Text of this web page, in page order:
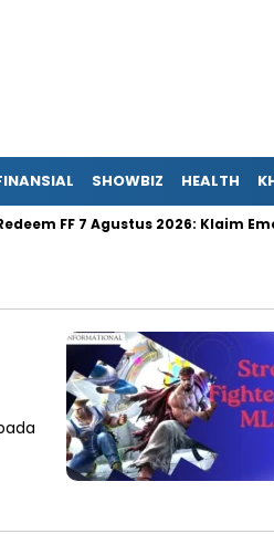
SHOWBIZ HEALTH
FF 7 Agustus 2026: Klaim